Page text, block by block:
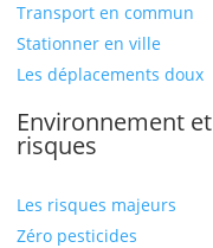
Transport en commun
Stationner en ville
Les déplacements doux
Environnement et
risques
Les risques majeurs
Zéro pesticides